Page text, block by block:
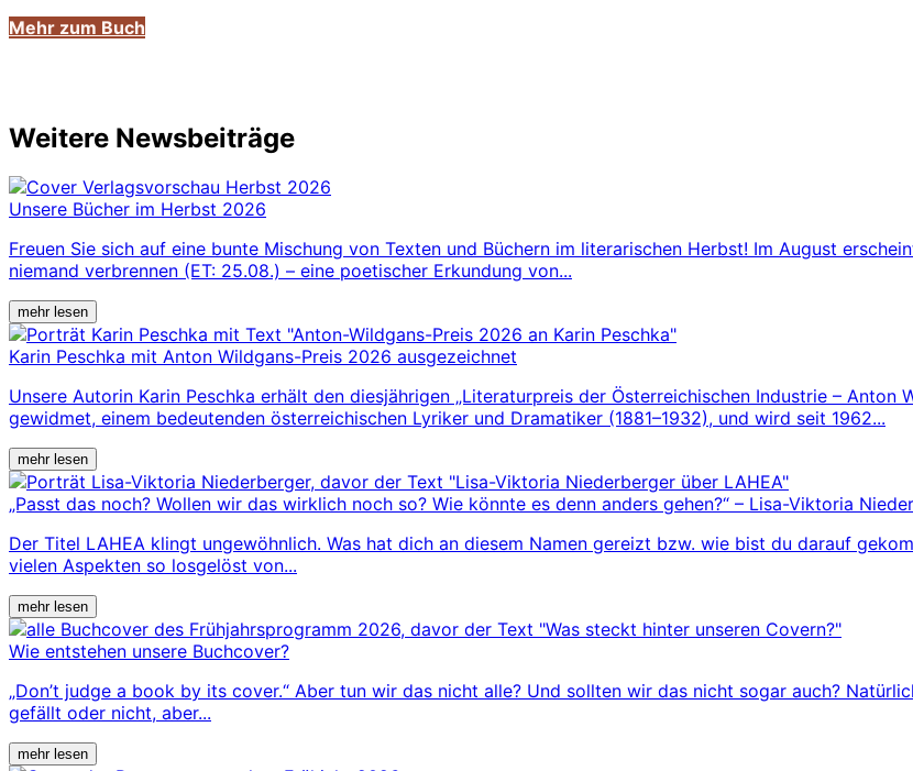
Mehr zum Buch
Weitere Newsbeiträge
Unsere Bücher im Herbst 2026
Freuen Sie sich auf eine bunte Mischung von Texten und Büchern im literarischen Herbst! Im August
niemand verbrennen (ET: 25.08.) – eine poetischer Erkundung von...
mehr lesen
Karin Peschka mit Anton Wildgans-Preis 2026 ausgezeichnet
Unsere Autorin Karin Peschka erhält den diesjährigen „Literaturpreis der Österreichischen Industrie –
gewidmet, einem bedeutenden österreichischen Lyriker und Dramatiker (1881–1932), und wird seit 1962...
mehr lesen
„Passt das noch? Wollen wir das wirklich noch so? Wie könnte es denn anders gehen?“ – Lisa-Viktoria
Der Titel LAHEA klingt ungewöhnlich. Was hat dich an diesem Namen gereizt bzw. wie bist du darauf
vielen Aspekten so losgelöst von...
mehr lesen
Wie entstehen unsere Buchcover?
„Don’t judge a book by its cover.“ Aber tun wir das nicht alle? Und sollten wir das nicht sogar auch?
gefällt oder nicht, aber...
mehr lesen